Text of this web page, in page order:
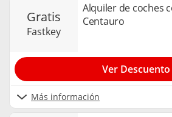
gratis
fastkey
Alquiler de coches
Centauro
Más información
Ver Descuento